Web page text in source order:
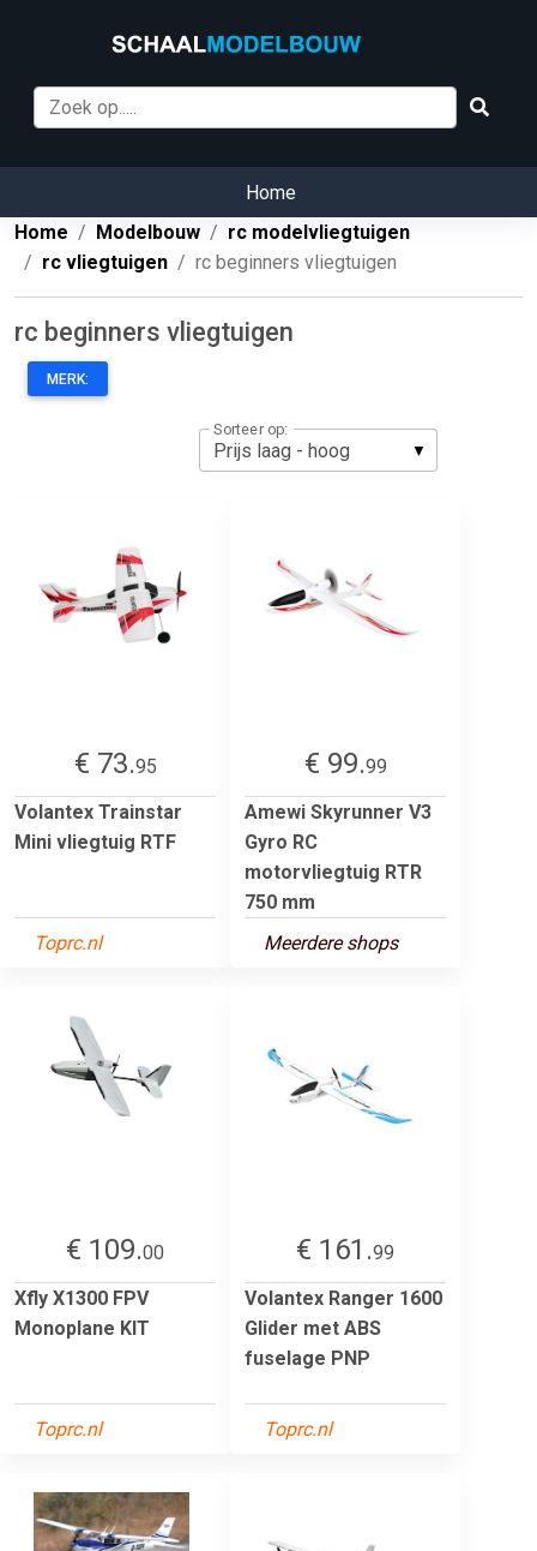
Home
Home
Modelbouw
rc modelvliegtuigen
rc vliegtuigen
rc beginners vliegtuigen
rc beginners vliegtuigen
MERK:
Sorteer op:
€ 73.95
Volantex Trainstar
Mini vliegtuig RTF
Toprc.nl
€ 99.99
Amewi Skyrunner V3
Gyro RC
motorvliegtuig RTR
750 mm
Meerdere shops
€ 109.00
Xfly X1300 FPV
Monoplane KIT
Toprc.nl
€ 161.99
Volantex Ranger 1600
Glider met ABS
fuselage PNP
Toprc.nl